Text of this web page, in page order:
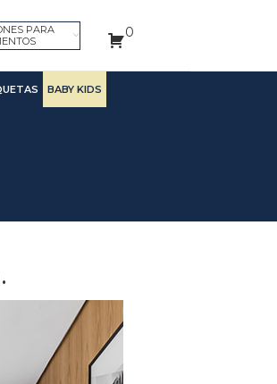
PARA
0
BABY KIDS